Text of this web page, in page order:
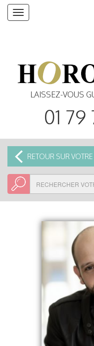
Toggle
navigation
LAISSEZ-VOUS
01
RETOUR SUR